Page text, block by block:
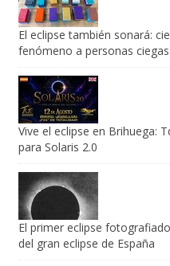
El eclipse también sonará:
fenómeno a personas ciegas
Vive el eclipse en Brihuega:
para Solaris 2.0
El primer eclipse
del gran eclipse de España